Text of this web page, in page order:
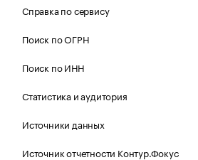
Справка по сервису
Поиск по ОГРН
Поиск по ИНН
Статистика и аудитория
Источники данных
Источник отчетности Контур.Фокус